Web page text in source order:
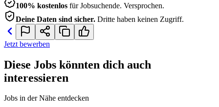
100% kostenlos für Jobsuchende. Versprochen.
Deine Daten sind sicher. Dritte haben keinen Zugriff.
Jetzt bewerben
Diese Jobs könnten dich auch
interessieren
Jobs in der Nähe entdecken